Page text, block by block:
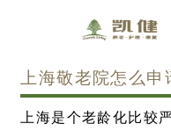
上海敬老院怎么申
上海是个老龄化比较